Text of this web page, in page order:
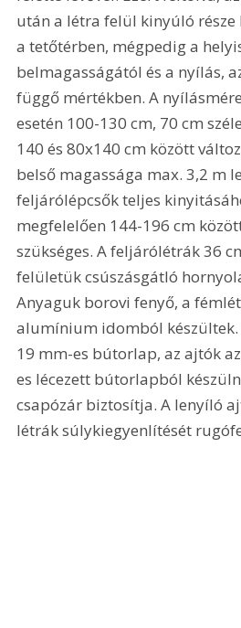
után a létra felül kinyúló része
a tetőtérben, mégpedig a
belmagasságától és a nyílás,
függő mértékben. A
esetén 100-130 cm, 70 cm
140 és 80x140 cm között
belső magassága max. 3,2 m
feljárólépcsők teljes
megfelelően 144-196 cm
szükséges. A feljárólétrák 36
felületük csúszásgátló
Anyaguk borovi fenyő, a
alumínium idomból készültek.
19 mm-es bútorlap, az ajtók
es lécezett bútorlapból
csapózár biztosítja. A lenyíló
létrák súlykiegyenlítését